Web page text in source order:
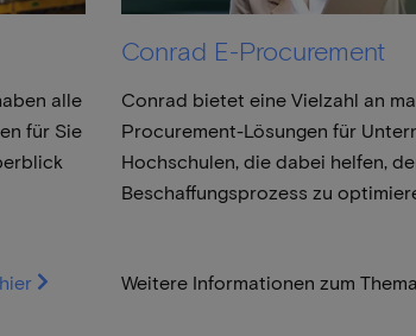
alle
für Sie
hier
Conrad E-Procurement
Conrad bietet eine Vielzahl an
Procurement-Lösungen für
Hochschulen, die dabei helfen,
Beschaffungsprozess zu
Weitere Informationen zum